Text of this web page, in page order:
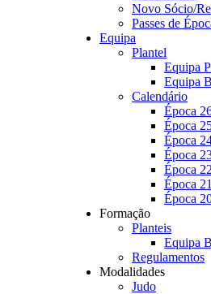
Novo Sócio/
Passes de
Equipa
Plantel
Equipa
Equipa B
Calendário
Época
Época
Época
Época
Época
Época
Época
Formação
Planteis
Equipa B
Regulamentos
Modalidades
Judo